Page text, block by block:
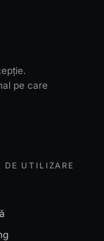
pe care
DE UTILIZARE